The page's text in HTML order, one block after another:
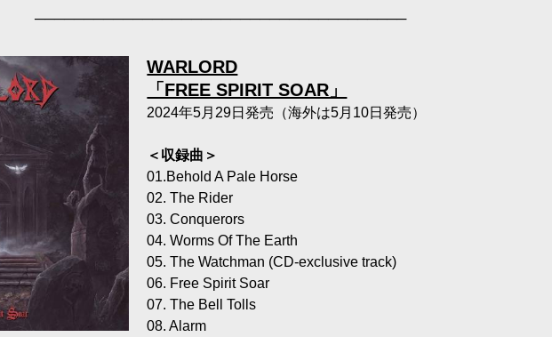
──────────────────────────────────────
WARLORD
「FREE SPIRIT SOAR」
2024年5月29日発売（海外は5月10日発売）
＜収録曲＞
01.Behold A Pale Horse
02. The Rider
03. Conquerors
04. Worms Of The Earth
05. The Watchman (CD-exclusive track)
06. Free Spirit Soar
07. The Bell Tolls
08. Alarm